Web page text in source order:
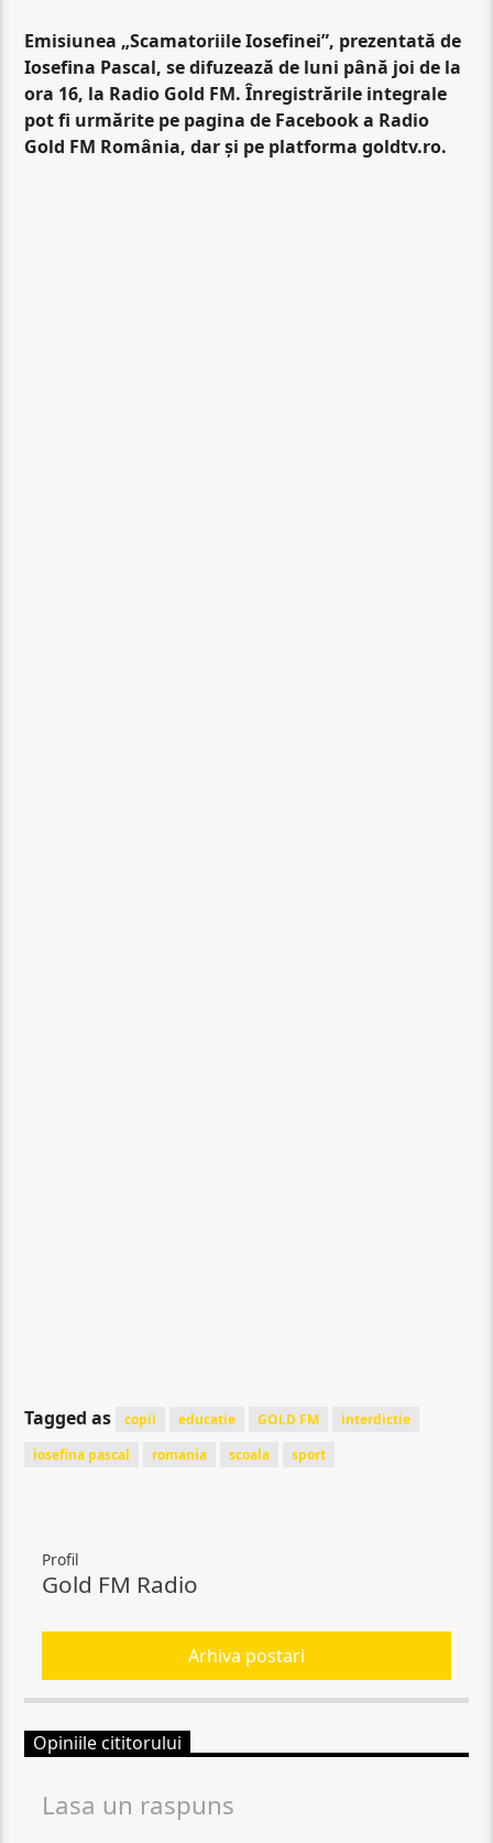
Emisiunea „Scamatoriile Iosefinei”, prezentată de
Iosefina Pascal, se difuzează de luni până joi de la
ora 16, la Radio Gold FM. Înregistrările integrale
pot fi urmărite pe pagina de Facebook a Radio
Gold FM România, dar și pe platforma goldtv.ro.
Tagged as copii educatie GOLD FM
interdictie
iosefina pascal
romania scoala sport
Profil
Gold FM Radio
Arhiva postari
Opiniile cititorului
Lasa un raspuns